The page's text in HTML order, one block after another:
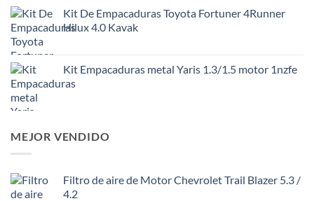
Kit De Empacaduras Toyota Fortuner 4Runner
Hilux 4.0 Kavak
Kit Empacaduras metal Yaris 1.3/1.5 motor 1nzfe
MEJOR VENDIDO
Filtro de aire de Motor Chevrolet Trail Blazer 5.3 /
4.2